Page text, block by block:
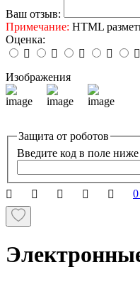
Ваш отзыв:
Примечание: HTML
Оценка:
Изображения
Защита от роботов
Введите код в поле ниже